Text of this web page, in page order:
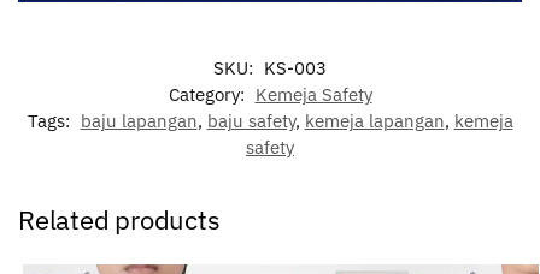
SKU: KS-003
Category: Kemeja Safety
Tags: baju lapangan, baju safety, kemeja lapangan, kemeja
safety
Related products